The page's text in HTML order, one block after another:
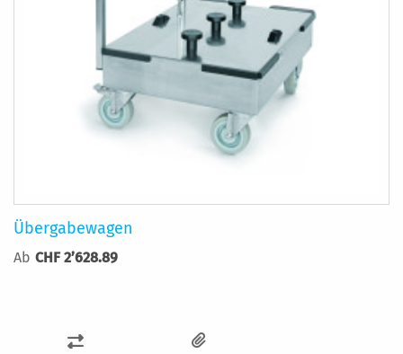
Übergabewagen
Ab CHF 2’628.89
ZUR